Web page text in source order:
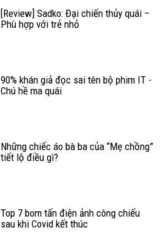
[Review] Sadko: Đại chiến thủy quái –
Phù hợp với trẻ nhỏ
90% khán giả đọc sai tên bộ phim IT -
Chú hề ma quái
Những chiếc áo bà ba của “Mẹ chồng”
tiết lộ điều gì?
Top 7 bom tấn điện ảnh công chiếu
sau khi Covid kết thúc